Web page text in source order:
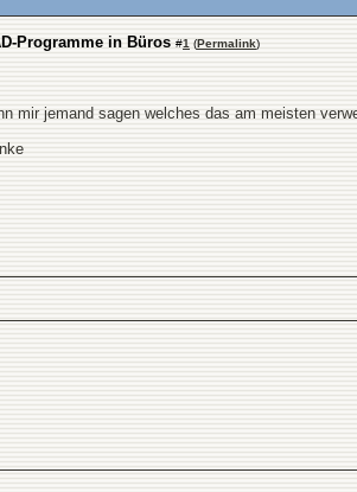
Programme in Büros #1 (Permalink)
mir jemand sagen welches das am meisten